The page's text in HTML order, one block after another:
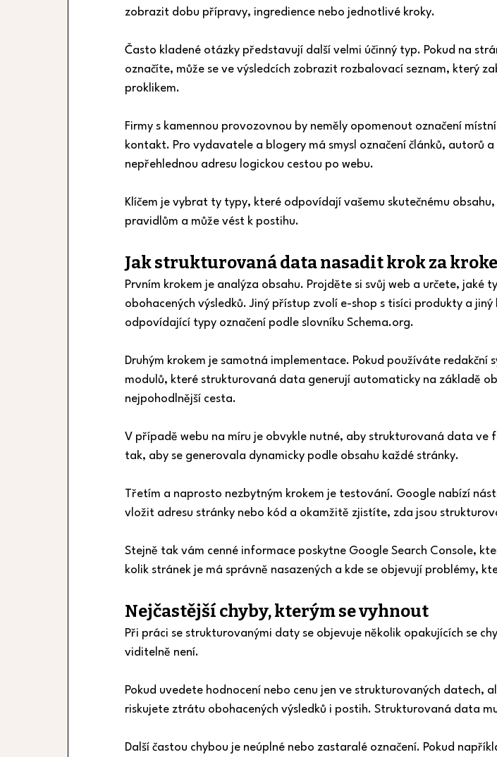
zobrazit dobu přípravy, ingredience nebo jednotlivé kroky.
Často kladené otázky představují další velmi účinný typ. Pokud na
označíte, může se ve výsledcích zobrazit rozbalovací seznam, který
proklikem.
Firmy s kamennou provozovnou by neměly opomenout označení
kontakt. Pro vydavatele a blogery má smysl označení článků, autorů
nepřehlednou adresu logickou cestou po webu.
Klíčem je vybrat ty typy, které odpovídají vašemu skutečnému
pravidlům a může vést k postihu.
Jak strukturovaná data nasadit krok za
Prvním krokem je analýza obsahu. Projděte si svůj web a určete,
obohacených výsledků. Jiný přístup zvolí e-shop s tisíci produkty a
odpovídající typy označení podle slovníku Schema.org.
Druhým krokem je samotná implementace. Pokud používáte
modulů, které strukturovaná data generují automaticky na základě
nejpohodlnější cesta.
V případě webu na míru je obvykle nutné, aby strukturovaná data
tak, aby se generovala dynamicky podle obsahu každé stránky.
Třetím a naprosto nezbytným krokem je testování. Google nabízí
vložit adresu stránky nebo kód a okamžitě zjistíte, zda jsou
Stejně tak vám cenné informace poskytne Google Search Console,
kolik stránek je má správně nasazených a kde se objevují problémy,
Nejčastější chyby, kterým se vyhnout
Při práci se strukturovanými daty se objevuje několik opakujících se
viditelně není.
Pokud uvedete hodnocení nebo cenu jen ve strukturovaných
riskujete ztrátu obohacených výsledků i postih. Strukturovaná data
Další častou chybou je neúplné nebo zastaralé označení. Pokud